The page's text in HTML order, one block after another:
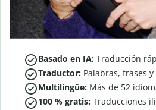
Basado en IA: Traducción
Traductor: Palabras, frases y
Multilingüe: Más de 52
100 % gratis: Traducciones